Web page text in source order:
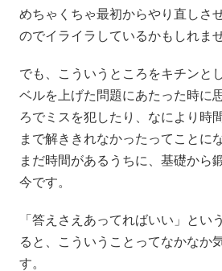
めちゃくちゃ最初からやり直しさ
のでイライラしているかもしれま
でも、こういうところをキチンと
ベルを上げた問題にあたった時に
ろでミスを犯したり、なにより時
まで解ききれなかったってことに
まだ時間があるうちに、基礎から
今です。
「答えさえあってればいい」とい
ると、こういうことってなかなか
す。